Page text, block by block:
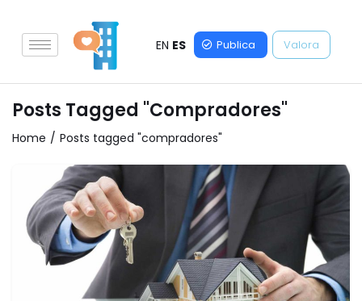
EN ES Publica Valora
Posts Tagged "compradores"
Home Posts tagged "compradores"